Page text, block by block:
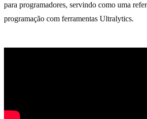
para programadores, servindo como uma
programação com ferramentas Ultralytics.